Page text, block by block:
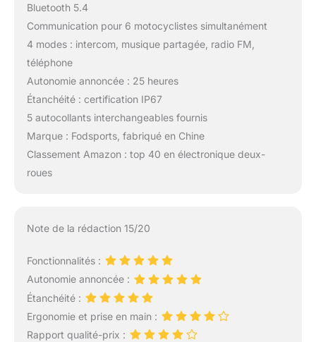
Bluetooth 5.4
Communication pour 6 motocyclistes simultanément
4 modes : intercom, musique partagée, radio FM,
téléphone
Autonomie annoncée : 25 heures
Étanchéité : certification IP67
5 autocollants interchangeables fournis
Marque : Fodsports, fabriqué en Chine
Classement Amazon : top 40 en électronique deux-
roues
Note de la rédaction 15/20
Fonctionnalités :
Autonomie annoncée :
Étanchéité :
Ergonomie et prise en main :
Rapport qualité-prix :